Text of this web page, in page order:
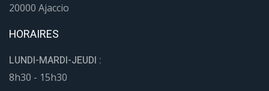
20000 Ajaccio
HORAIRES
LUNDI-MARDI-JEUDI :
8h30 - 15h30